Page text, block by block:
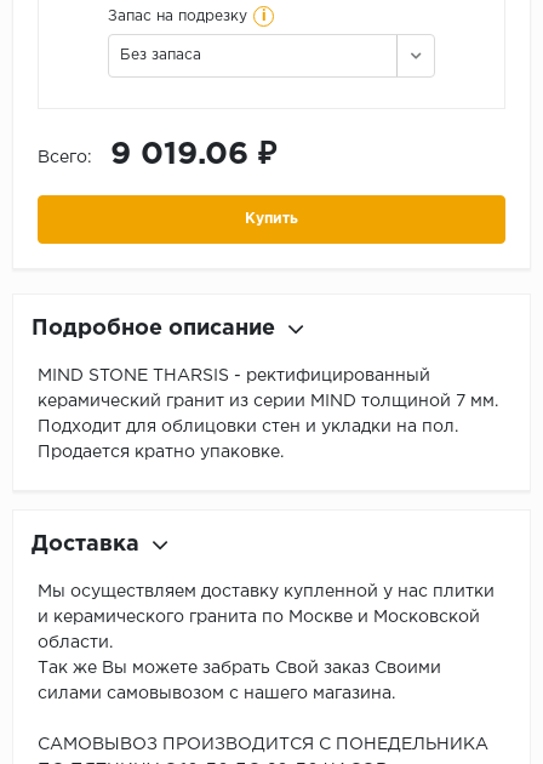
Запас на подрезку i
Без запаса
Всего: 9 019.06 ₽
Купить
Подробное описание
MIND STONE THARSIS - ректифицированный
керамический гранит из серии MIND толщиной 7 мм.
Подходит для облицовки стен и укладки на пол.
Продается кратно упаковке.
Доставка
Мы осуществляем доставку купленной у нас плитки
и керамического гранита по Москве и Московской
области.
Так же Вы можете забрать Свой заказ Своими
силами самовывозом с нашего магазина.
САМОВЫВОЗ ПРОИЗВОДИТСЯ С ПОНЕДЕЛЬНИКА